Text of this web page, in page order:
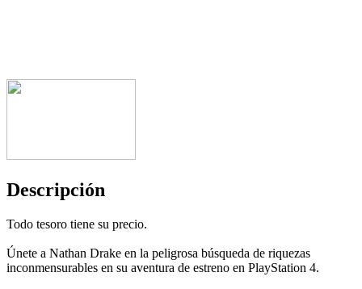
Descripción
Todo tesoro tiene su precio.
Únete a Nathan Drake en la peligrosa búsqueda de riquezas
inconmensurables en su aventura de estreno en PlayStation 4.